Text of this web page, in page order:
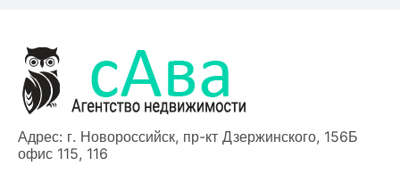
Адрес: г. Новороссийск, пр-кт Дзержинского, 156Б
офис 115, 116